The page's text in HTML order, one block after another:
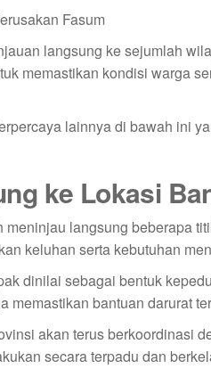
langsung ke sejumlah
memastikan kondisi warga
lainnya di bawah ini
ke Lokasi
langsung beberapa
keluhan serta kebutuhan
dinilai sebagai bentuk
memastikan bantuan darurat
akan terus berkoordinasi
secara terpadu dan